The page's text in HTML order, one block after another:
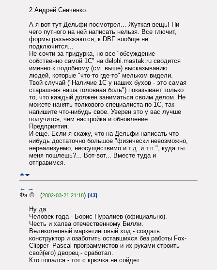
2 Андрей Сенченко:
А я вот тут Дельфи посмотрел... Жуткая вещь! Ни
чего путного на ней написать нельзя. Все глючит,
формы разъезжаются, к DBF вообще не
подключится...
Не сочти за придурка, но все "обсуждение
собственно самой 1С" на delphi.mastak.ru сводится
именно к подобному (см. выше) высказыванию
людей, которые "что-то где-то" мельком видели.
Твой случай ("Наличие 1С у наших бухов - это самая
старашная наша головная боль") показывает только
то, что каждый должен заниматься своим делом. Не
можете нанять толкового специалиста по 1С, так
напишите что-нибудь свое. Уверен это у вас лучше
получится, чем настройка и обновление
Предприятия.
И еще. Если я скажу, что на Дельфи написать что-
нибудь достаточно большое "физически невозможно,
нереализуемо, неосуществимо и т.д. и т.п.", куда ты
меня пошлешь?... Вот-вот... Вместе туда и
отправимся.
← →
Фэ © (2002-03-21 21:18) [43]
Ну да.
Человек года - Борис Нуралиев (официально).
Честь и халва отечественному Билли.
Великолепный маркетинговый ход - создать
конструктор и озаботить оставшихся без работы Fox-
Clipper- Pascal-программистов и их руками строить
свой(его) дворец - сработал.
Кто попался - тот с крючка не сойдет.